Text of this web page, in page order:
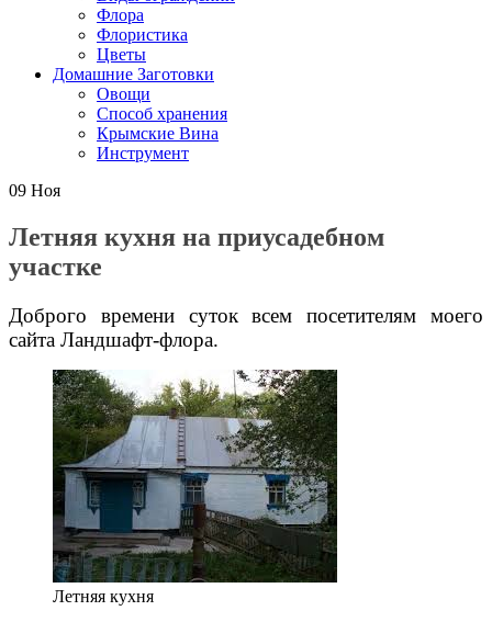
Флора
Флористика
Цветы
Домашние Заготовки
Овощи
Способ хранения
Крымские Вина
Инструмент
09 Ноя
Летняя кухня на приусадебном
участке
Доброго времени суток всем посетителям моего
сайта Ландшафт-флора.
Летняя кухня